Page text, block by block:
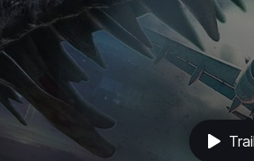
Durchbrennen
Dokus aus weiblicher Sicht
Filme für die ganze Familie